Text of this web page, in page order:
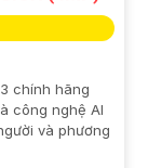
chính hãng
công nghệ AI
và phương